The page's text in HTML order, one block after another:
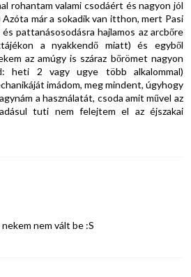
rohantam valami csodáért és nagyon jól
már a sokadik van itthon, mert Pasi
pattanásosodásra hajlamos az arcbőre
a nyakkendő miatt) és egyből
az amúgy is száraz bőrömet nagyon
heti 2 vagy ugye több alkalommal)
imádom, meg mindent, úgyhogy
a használatát, csoda amit művel az
tuti nem felejtem el az éjszakai
nem vált be :S